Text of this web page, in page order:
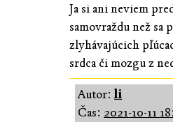
Ja si ani neviem
samovraždu než sa
zlyhávajúcich
srdca či mozgu z
Autor:li
Čas: 2021-10-11